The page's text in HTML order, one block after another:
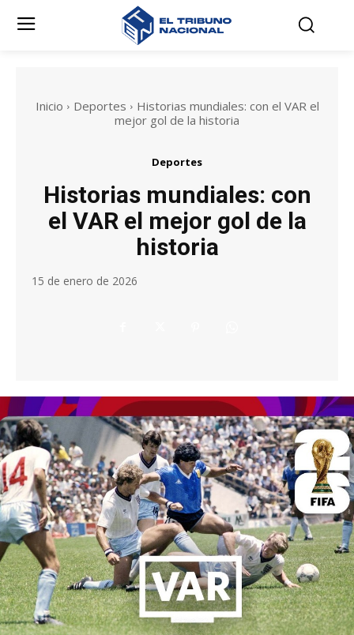
Inicio Deportes
Historias mundiales: con el VAR el
mejor gol de la historia
Deportes
Historias mundiales: con
el VAR el mejor gol de la
historia
15 de enero de 2026